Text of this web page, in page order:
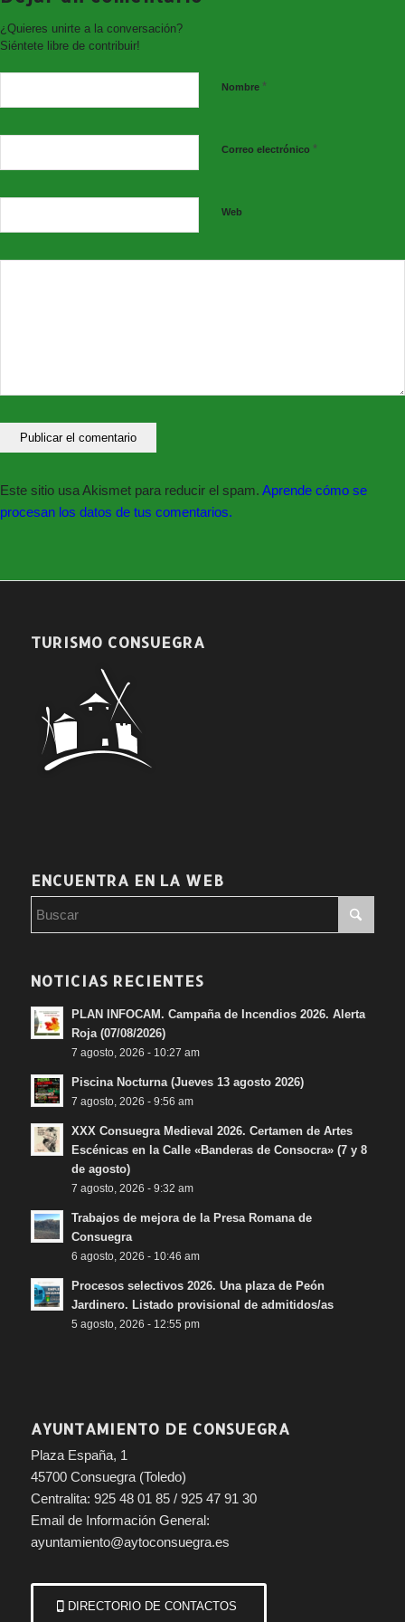
¿Quieres unirte a la conversación?
Siéntete libre de contribuir!
Nombre *
Correo electrónico *
Web
Este sitio usa Akismet para reducir el spam. Aprende cómo se
procesan los datos de tus comentarios.
TURISMO CONSUEGRA
ENCUENTRA EN LA WEB
NOTICIAS RECIENTES
PLAN INFOCAM. Campaña de Incendios 2026. Alerta
Roja (07/08/2026)
7 agosto, 2026 - 10:27 am
Piscina Nocturna (Jueves 13 agosto 2026)
7 agosto, 2026 - 9:56 am
XXX Consuegra Medieval 2026. Certamen de Artes
Escénicas en la Calle «Banderas de Consocra» (7 y 8
de agosto)
7 agosto, 2026 - 9:32 am
Trabajos de mejora de la Presa Romana de
Consuegra
6 agosto, 2026 - 10:46 am
Procesos selectivos 2026. Una plaza de Peón
Jardinero. Listado provisional de admitidos/as
5 agosto, 2026 - 12:55 pm
AYUNTAMIENTO DE CONSUEGRA
Plaza España, 1
45700 Consuegra (Toledo)
Centralita: 925 48 01 85 / 925 47 91 30
Email de Información General:
ayuntamiento@aytoconsuegra.es
DIRECTORIO DE CONTACTOS